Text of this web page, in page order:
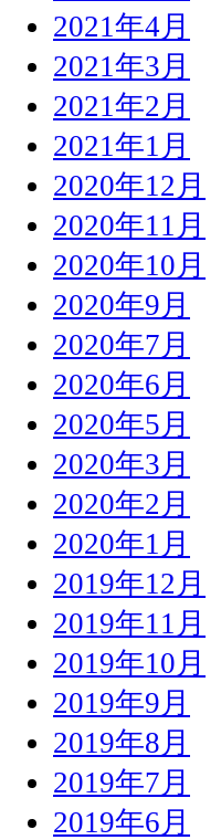
2021年4月
2021年3月
2021年2月
2021年1月
2020年12月
2020年11月
2020年10月
2020年9月
2020年7月
2020年6月
2020年5月
2020年3月
2020年2月
2020年1月
2019年12月
2019年11月
2019年10月
2019年9月
2019年8月
2019年7月
2019年6月